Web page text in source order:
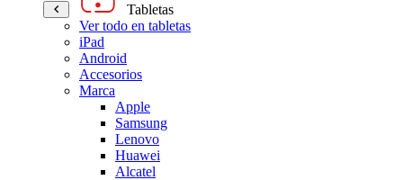
Tabletas
Ver todo en tabletas
iPad
Android
Accesorios
Marca
Apple
Samsung
Lenovo
Huawei
Alcatel